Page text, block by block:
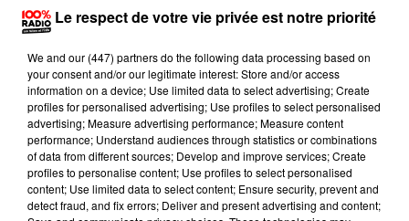
Lecture (3 min 10 sec)
Le respect de votre vie privée est notre priorité
We and our (447) partnersdo the following data processing based on
your consent and/or our legitimate interest: Store and/or access
information on a device; Use limited data to select advertising; Create
profiles for personalised advertising; Use profiles to select personalised
advertising; Measure advertising performance; Measure content
performance; Understand audiences through statistics or combinations
of data from different sources; Develop and improve services; Create
profiles to personalise content; Use profiles to select personalised
content; Use limited data to select content; Ensure security, prevent and
detect fraud, and fix errors; Deliver and present advertising and content;